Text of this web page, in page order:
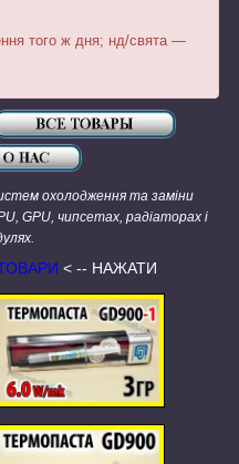
того ж дня; нд/свята —
охолодження та заміни
GPU, чипсетах, радіаторах і
< -- НАЖАТИ